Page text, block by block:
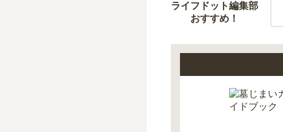
ライフドット編集部
おすすめ！